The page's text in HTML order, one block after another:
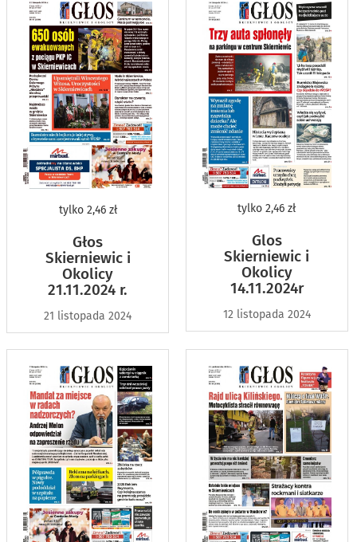
tylko2,46 zł
Głos
Skierniewic i
Okolicy
21.11.2024 r.
21 listopada 2024
tylko 2,46 zł
Glos
Skierniewic i
Okolicy
14.11.2024r
12 listopada 2024